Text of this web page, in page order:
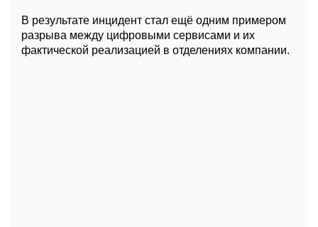
В результате инцидент стал ещё одним примером
разрыва между цифровыми сервисами и их
фактической реализацией в отделениях компании.